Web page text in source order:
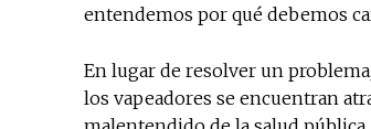
entendemos por qué debemos
En lugar de resolver un
los vapeadores se encuentran